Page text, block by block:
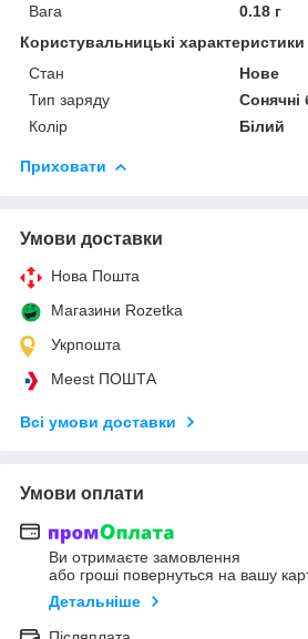
Вага
0.18 г
Користувальницькі характеристики
Стан
Нове
Тип заряду
Сонячні
Колір
Білий
Приховати
Умови доставки
Нова Пошта
Магазини Rozetka
Укрпошта
Meest ПОШТА
Всі умови доставки
Умови оплати
Ви отримаєте замовлення
або гроші повернуться на вашу
Детальніше